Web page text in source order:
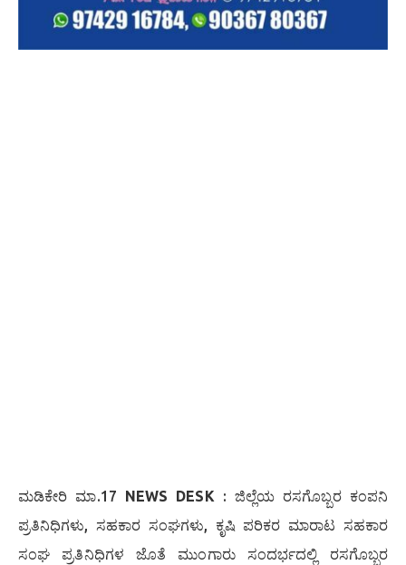
ಮಡಿಕೇರಿ ಮಾ.17 NEWS DESK : ಜಿಲ್ಲೆಯ ರಸಗೊಬ್ಬರ ಕಂಪನಿ
ಪ್ರತಿನಿಧಿಗಳು, ಸಹಕಾರ ಸಂಘಗಳು, ಕೃಷಿ ಪರಿಕರ ಮಾರಾಟ ಸಹಕಾರ
ಸಂಘ ಪ್ರತಿನಿಧಿಗಳ ಜೊತೆ ಮುಂಗಾರು ಸಂದರ್ಭದಲ್ಲಿ ರಸಗೊಬ್ಬರ